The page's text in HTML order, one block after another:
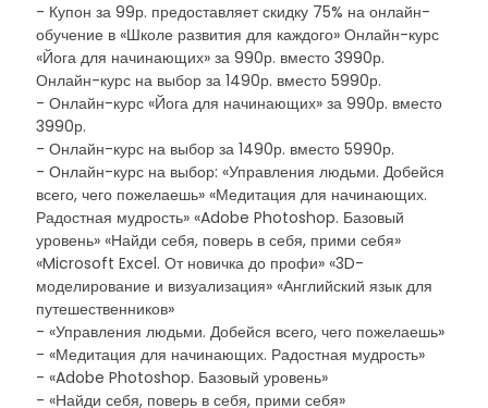
- Купон за 99р. предоставляет скидку 75% на онлайн-
обучение в «Школе развития для каждого» Онлайн-курс
«Йога для начинающих» за 990р. вместо 3990р.
Онлайн-курс на выбор за 1490р. вместо 5990р.
- Онлайн-курс «Йога для начинающих» за 990р. вместо
3990р.
- Онлайн-курс на выбор за 1490р. вместо 5990р.
- Онлайн-курс на выбор: «Управления людьми. Добейся
всего, чего пожелаешь» «Медитация для начинающих.
Радостная мудрость» «Adobe Photoshop. Базовый
уровень» «Найди себя, поверь в себя, прими себя»
«Microsoft Excel. От новичка до профи» «3D-
моделирование и визуализация» «Английский язык для
путешественников»
- «Управления людьми. Добейся всего, чего пожелаешь»
- «Медитация для начинающих. Радостная мудрость»
- «Adobe Photoshop. Базовый уровень»
- «Найди себя, поверь в себя, прими себя»